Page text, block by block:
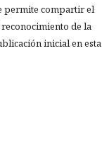
permite compartir el
de la
inicial en esta